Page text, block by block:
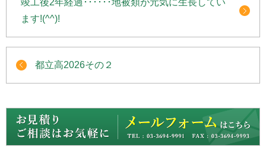
竣工後2年経過･･････地被類が元気に生長してい
ます!(^^)!
都立高2026その２